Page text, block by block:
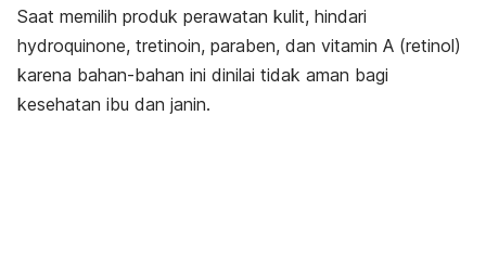
Saat memilih produk perawatan kulit, hindari
hydroquinone, tretinoin, paraben, dan vitamin A (retinol)
karena bahan-bahan ini dinilai tidak aman bagi
kesehatan ibu dan janin.